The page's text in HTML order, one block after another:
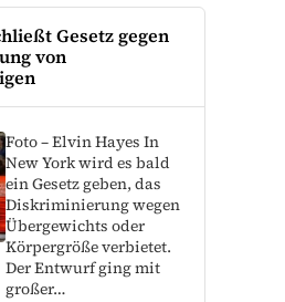
Gesetz gegen
von
Foto – Elvin Hayes In
New York wird es bald
ein Gesetz geben, das
Diskriminierung wegen
Übergewichts oder
Körpergröße verbietet.
Der Entwurf ging mit
großer…